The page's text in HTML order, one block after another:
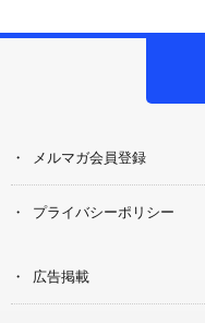
メルマガ会員登録
プライバシーポリシー
広告掲載